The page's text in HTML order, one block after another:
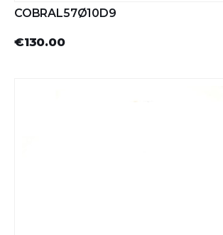
COBRAL57Ø10D9
€130.00